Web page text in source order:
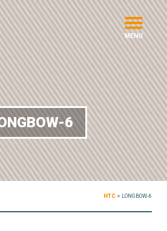
MENU
6
HTC > LONGBOW-6